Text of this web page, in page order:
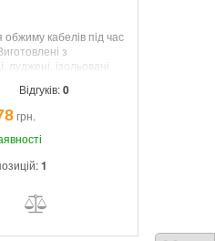
обжиму кабелів під час
з
луджені, ізольовані
норм DIN 46228-4.
Поворотна
доступу до обраного
Відгуків:0
грн.
1